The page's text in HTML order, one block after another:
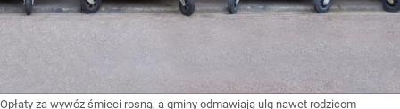
Opłaty za wywóz śmieci rosną, a gminy odmawiają ulg nawet rodzicom